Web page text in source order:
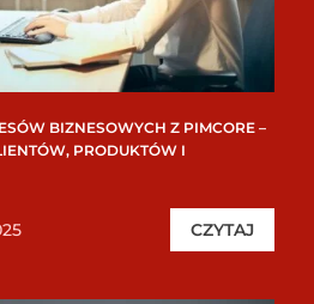
BIZNESOWYCH Z PIMCORE –
PRODUKTÓW I
CZYTAJ